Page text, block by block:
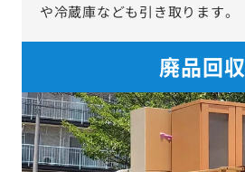
や冷蔵庫なども引き取ります。
廃品回収